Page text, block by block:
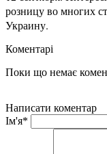
розницу во многих
Украину.
Коментарі
Поки що немає
Написати коментар
Ім'я*